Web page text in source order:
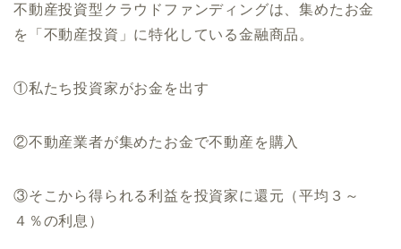
不動産投資型クラウドファンディングは、集めたお金
を「不動産投資」に特化している金融商品。
①私たち投資家がお金を出す
②不動産業者が集めたお金で不動産を購入
③そこから得られる利益を投資家に還元（平均３～
４％の利息）